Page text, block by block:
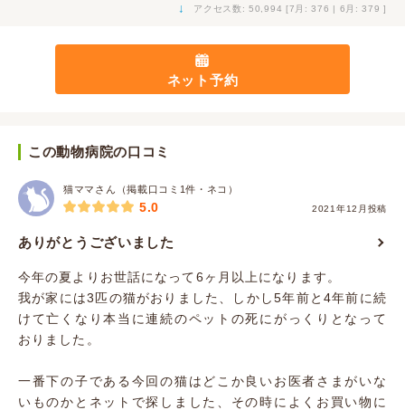
↓ アクセス数: 50,994 [7月: 376 | 6月: 379 ]
ネット予約
この動物病院の口コミ
猫ママさん（掲載口コミ1件・ネコ）
2021年12月投稿
5.0
ありがとうございました
今年の夏よりお世話になって6ヶ月以上になります。
我が家には3匹の猫がおりました、しかし5年前と4年前に続
けて亡くなり本当に連続のペットの死にがっくりとなって
おりました。
一番下の子である今回の猫はどこか良いお医者さまがいな
いものかとネットで探しました、その時によくお買い物に